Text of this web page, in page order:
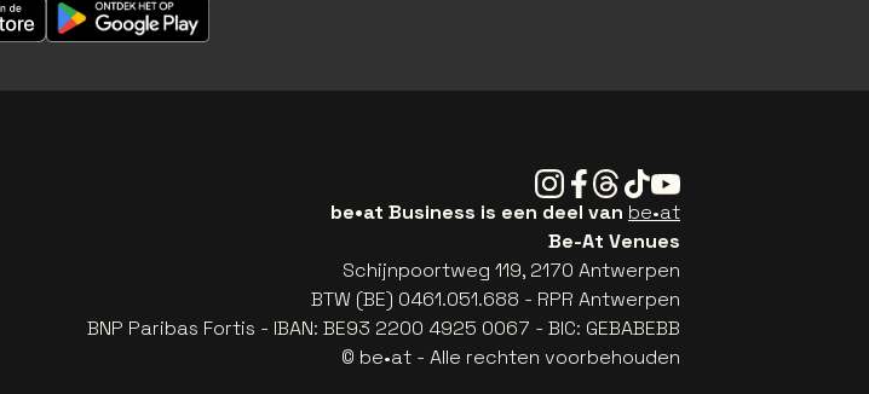
Instagram
Facebook
Threads
TiktokYoutube
be•at Business is een deel van be•at
Be-At Venues
Schijnpoortweg 119, 2170 Antwerpen
BTW (BE) 0461.051.688 - RPR Antwerpen
BNP Paribas Fortis - IBAN: BE93 2200 4925 0067 - BIC: GEBABEBB
© be•at - Alle rechten voorbehouden